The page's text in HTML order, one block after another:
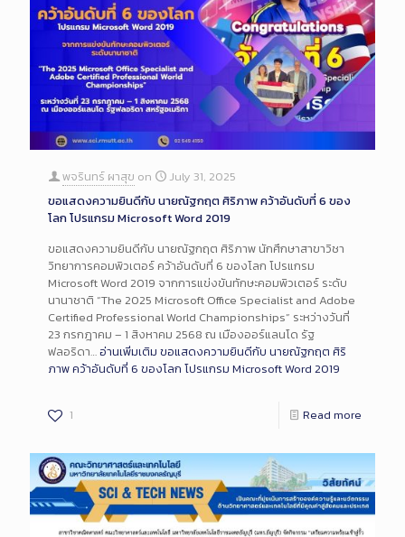
พจรินทร์ ผาสุข on
July 31, 2025
ขอแสดงความยินดีกับ นายณัฐกฤต ศิริภาพ คว้าอันดับที่ 6 ของ
โลก โปรแกรม Microsoft Word 2019
ขอแสดงความยินดีกับ นายณัฐกฤต ศิริภาพ นักศึกษาสาขาวิชา
วิทยาการคอมพิวเตอร์ คว้าอันดับที่ 6 ของโลก โปรแกรม
Microsoft Word 2019 จากการแข่งขันทักษะคอมพิวเตอร์ ระดับ
นานาชาติ “The 2025 Microsoft Office Specialist and Adobe
Certified Professional World Championships” ระหว่างวันที่
23 กรกฎาคม – 1 สิงหาคม 2568 ณ เมืองออร์แลนโด รัฐ
ฟลอริดา…อ่านเพิ่มเติม ขอแสดงความยินดีกับ นายณัฐกฤต ศิริ
ภาพ คว้าอันดับที่ 6 ของโลก โปรแกรม Microsoft Word 2019
1 Read more